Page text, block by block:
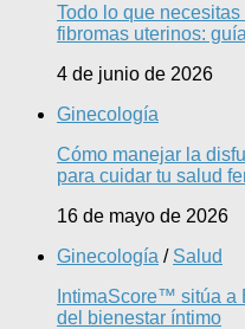
Todo lo que
fibromas uterinos:
4 de junio de 2026
Ginecología
Cómo manejar la
para cuidar tu salud
16 de mayo de 2026
Ginecología / Salud
IntimaScore™ sitúa a
del bienestar íntimo